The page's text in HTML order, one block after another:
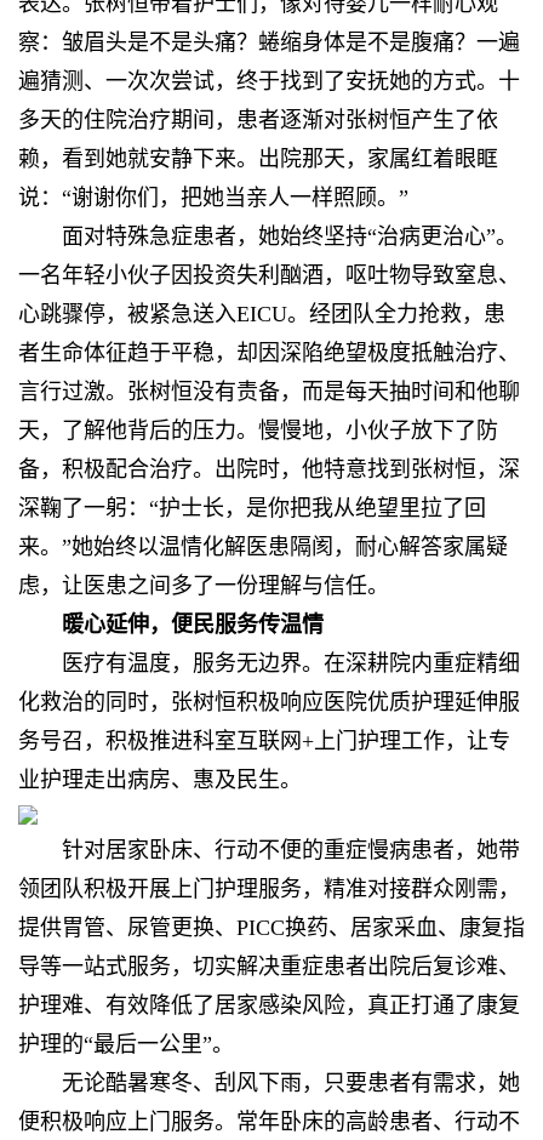
察：皱眉头是不是头痛？蜷缩身体是不是腹痛？一遍
遍猜测、一次次尝试，终于找到了安抚她的方式。十
多天的住院治疗期间，患者逐渐对张树恒产生了依
赖，看到她就安静下来。出院那天，家属红着眼眶
说：“谢谢你们，把她当亲人一样照顾。”
面对特殊急症患者，她始终坚持“治病更治心”。
一名年轻小伙子因投资失利酗酒，呕吐物导致窒息、
心跳骤停，被紧急送入EICU。经团队全力抢救，患
者生命体征趋于平稳，却因深陷绝望极度抵触治疗、
言行过激。张树恒没有责备，而是每天抽时间和他聊
天，了解他背后的压力。慢慢地，小伙子放下了防
备，积极配合治疗。出院时，他特意找到张树恒，深
深鞠了一躬：“护士长，是你把我从绝望里拉了回
来。”她始终以温情化解医患隔阂，耐心解答家属疑
虑，让医患之间多了一份理解与信任。
暖心延伸， 便民服务传温情
医疗有温度，服务无边界。在深耕院内重症精细
化救治的同时，张树恒积极响应医院优质护理延伸服
务号召，积极推进科室互联网+上门护理工作，让专
业护理走出病房、惠及民生。
针对居家卧床、行动不便的重症慢病患者，她带
领团队积极开展上门护理服务，精准对接群众刚需，
提供胃管、尿管更换、PICC换药、居家采血、康复指
导等一站式服务，切实解决重症患者出院后复诊难、
护理难、有效降低了居家感染风险，真正打通了康复
护理的“最后一公里”。
无论酷暑寒冬、刮风下雨，只要患者有需求，她
便积极响应上门服务。常年卧床的高龄患者、行动不